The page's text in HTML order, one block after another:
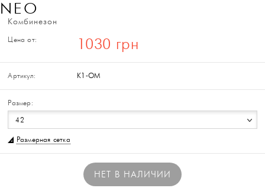
NEO
Комбинезон
Цена от: 1030 грн
Артикул: К1-ОМ
Размер:
42
Размерная сетка
НЕТ В НАЛИЧИИ